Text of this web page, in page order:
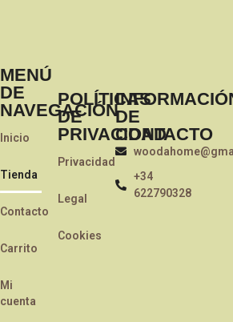
MENÚ
DE
NAVEGACIÓN
Inicio
Tienda
Contacto
Carrito
Mi
cuenta
POLÍTICAS
DE
PRIVACIDAD
Privacidad
Legal
Cookies
DE
CONTACTO
+34
622790328